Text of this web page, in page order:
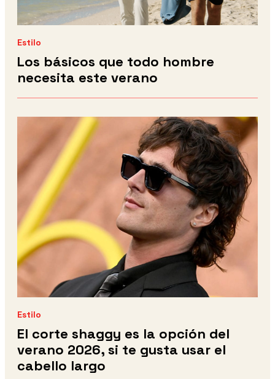
Estilo
Los básicos que todo hombre
necesita este verano
Estilo
El corte shaggy es la opción del
verano 2026, si te gusta usar el
cabello largo